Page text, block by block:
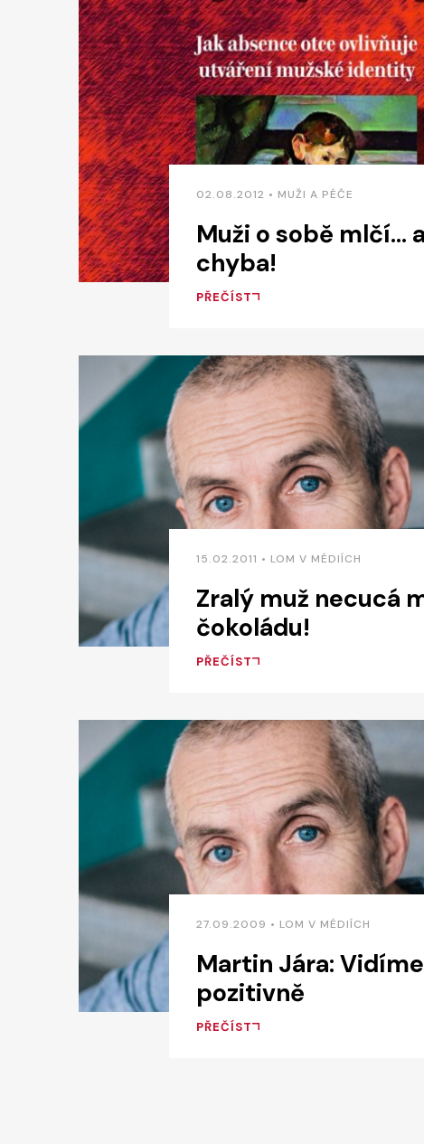
02.08.2012 • MUŽI A PÉČE
Muži o sobě mlčí…
chyba!
PŘEČÍST
15.02.2011 • LOM V MÉDIÍCH
Zralý muž necucá
čokoládu!
PŘEČÍST
27.09.2009 • LOM V MÉDIÍCH
Martin Jára:
pozitivně
PŘEČÍST